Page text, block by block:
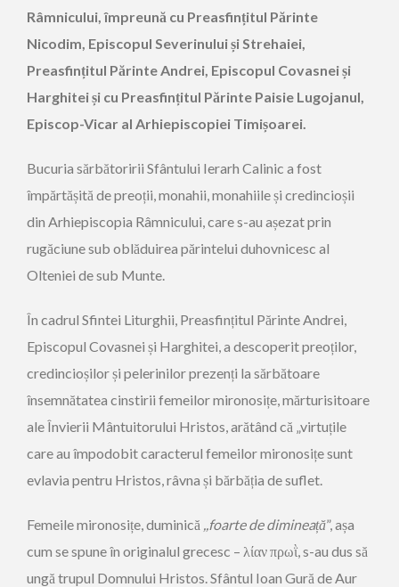
Râmnicului, împreună cu Preasfințitul Părinte
Nicodim, Episcopul Severinului și Strehaiei,
Preasfințitul Părinte Andrei, Episcopul Covasnei și
Harghitei și cu Preasfințitul Părinte Paisie Lugojanul,
Episcop-Vicar al Arhiepiscopiei Timișoarei.
Bucuria sărbătoririi Sfântului Ierarh Calinic a fost
împărtășită de preoții, monahii, monahiile și credincioșii
din Arhiepiscopia Râmnicului, care s-au așezat prin
rugăciune sub oblăduirea părintelui duhovnicesc al
Olteniei de sub Munte.
În cadrul Sfintei Liturghii, Preasfințitul Părinte Andrei,
Episcopul Covasnei și Harghitei, a descoperit preoților,
credincioșilor și pelerinilor prezenți la sărbătoare
însemnătatea cinstirii femeilor mironosițe, mărturisitoare
ale Învierii Mântuitorului Hristos, arătând că „virtuțile
care au împodobit caracterul femeilor mironosițe sunt
evlavia pentru Hristos, râvna și bărbăția de suflet.
Femeile mironosițe, duminică ,,foarte de dimineață”, așa
cum se spune în originalul grecesc – λίαν πρωῒ, s-au dus să
ungă trupul Domnului Hristos. Sfântul Ioan Gură de Aur